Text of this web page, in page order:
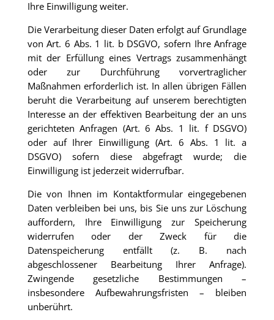
Ihre Einwilligung weiter.
Die Verarbeitung dieser Daten erfolgt auf Grundlage
von Art. 6 Abs. 1 lit. b DSGVO, sofern Ihre Anfrage
mit der Erfüllung eines Vertrags zusammenhängt
oder zur Durchführung vorvertraglicher
Maßnahmen erforderlich ist. In allen übrigen Fällen
beruht die Verarbeitung auf unserem berechtigten
Interesse an der effektiven Bearbeitung der an uns
gerichteten Anfragen (Art. 6 Abs. 1 lit. f DSGVO)
oder auf Ihrer Einwilligung (Art. 6 Abs. 1 lit. a
DSGVO) sofern diese abgefragt wurde; die
Einwilligung ist jederzeit widerrufbar.
Die von Ihnen im Kontaktformular eingegebenen
Daten verbleiben bei uns, bis Sie uns zur Löschung
auffordern, Ihre Einwilligung zur Speicherung
widerrufen oder der Zweck für die
Datenspeicherung entfällt (z. B. nach
abgeschlossener Bearbeitung Ihrer Anfrage).
Zwingende gesetzliche Bestimmungen –
insbesondere Aufbewahrungsfristen – bleiben
unberührt.